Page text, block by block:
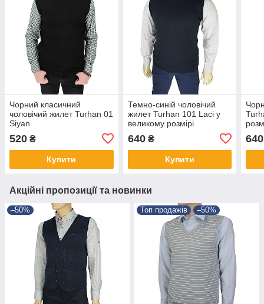
Чорний класичний
чоловічий жилет Turhan 01
Siyan
520 ₴
Купити
Темно-синій чоловічий
жилет Turhan 101 Laci у
великому розмірі
640₴
Купити
640
Акційні пропозиції та новинки
–50% Топ продажів –50%